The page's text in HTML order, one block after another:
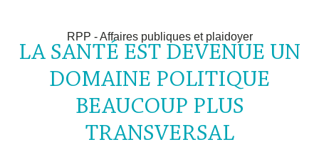
RPP - Affaires publiques et plaidoyer
LA SANTÉ EST DEVENUE UN
DOMAINE POLITIQUE
BEAUCOUP PLUS
TRANSVERSAL